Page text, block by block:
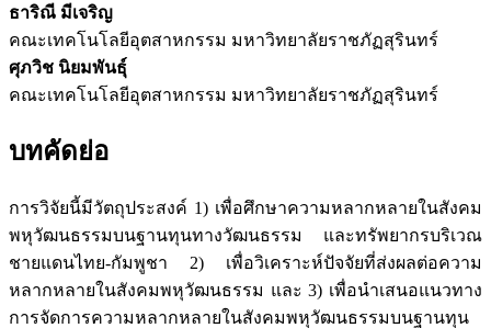
ธาริณี มีเจริญ
คณะเทคโนโลยีอุตสาหกรรม มหาวิทยาลัยราชภัฏสุรินทร์
ศุภวิช นิยมพันธุ์
คณะเทคโนโลยีอุตสาหกรรม มหาวิทยาลัยราชภัฏสุรินทร์
บทคัดย่อ
การวิจัยนี้มีวัตถุประสงค์ 1) เพื่อศึกษาความหลากหลายในสังคม
พหุวัฒนธรรมบนฐานทุนทางวัฒนธรรม และทรัพยากรบริเวณ
ชายแดนไทย-กัมพูชา 2) เพื่อวิเคราะห์ปัจจัยที่ส่งผลต่อความ
หลากหลายในสังคมพหุวัฒนธรรม และ 3) เพื่อนำเสนอแนวทาง
การจัดการความหลากหลายในสังคมพหุวัฒนธรรมบนฐานทุน